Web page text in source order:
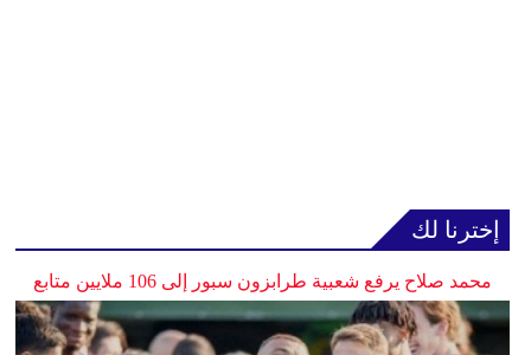
إخترنا لك
محمد صلاح يرفع شعبية طرابزون سبور إلى 106 ملايين متابع